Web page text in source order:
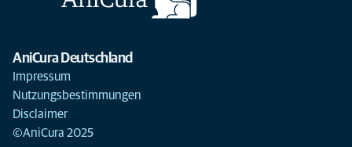
AniCura Deutschland
Impressum
Nutzungsbestimmungen
Disclaimer
©AniCura 2025